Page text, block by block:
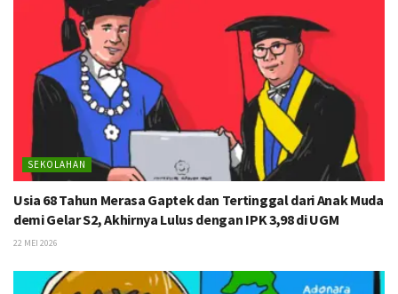
SEKOLAHAN
Usia 68 Tahun Merasa Gaptek dan Tertinggal dari Anak Muda
demi Gelar S2, Akhirnya Lulus dengan IPK 3,98 di UGM
22 MEI 2026